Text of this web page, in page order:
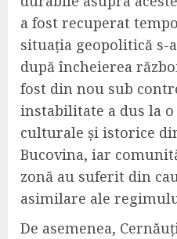
a fost recuperat
situația geopolitică s-
după încheierea
fost din nou sub
instabilitate a dus la
culturale și istorice
Bucovina, iar
zonă au suferit din
asimilare ale
De asemenea,